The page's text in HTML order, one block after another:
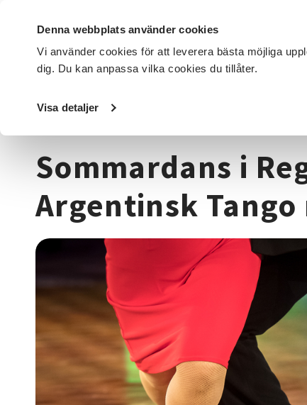
Denna webbplats använder cookies
Vi använder cookies för att leverera bästa möjliga
dig. Du kan anpassa vilka cookies du tillåter.
Visa detaljer
DET HÄR GÖR VI FÖR DIG SOM SÖK KURSER OCH
Startsida / Kurser och evenemang
Sommardans i
Argentinsk Tango